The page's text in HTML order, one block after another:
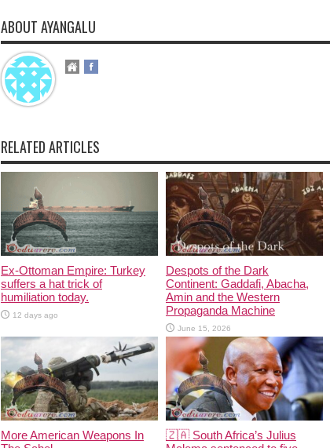
ABOUT AYANGALU
RELATED ARTICLES
Ex-Ottoman Empire: Turkey
suffers a hat trick of
humiliation today.
12 days ago
Despots of the Dark
Continent: Gaddafi, Abacha,
Amin and the Western
Propaganda Machine
June 15, 2026
More American Weapons In
🇿🇦 South Africa’s Julius